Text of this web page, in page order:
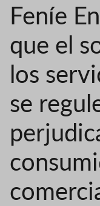
Feníe
que el
los
se